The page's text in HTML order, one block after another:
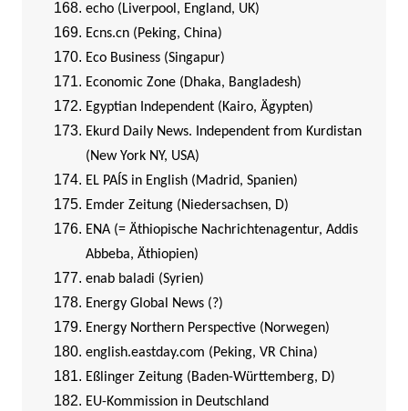
echo (Liverpool, England, UK)
Ecns.cn (Peking, China)
Eco Business (Singapur)
Economic Zone (Dhaka, Bangladesh)
Egyptian Independent (Kairo, Ägypten)
Ekurd Daily News. Independent from Kurdistan
(New York NY, USA)
EL PAÍS in English (Madrid, Spanien)
Emder Zeitung (Niedersachsen, D)
ENA (= Äthiopische Nachrichtenagentur, Addis
Abbeba, Äthiopien)
enab baladi (Syrien)
Energy Global News (?)
Energy Northern Perspective (Norwegen)
english.eastday.com (Peking, VR China)
Eßlinger Zeitung (Baden-Württemberg, D)
EU-Kommission in Deutschland